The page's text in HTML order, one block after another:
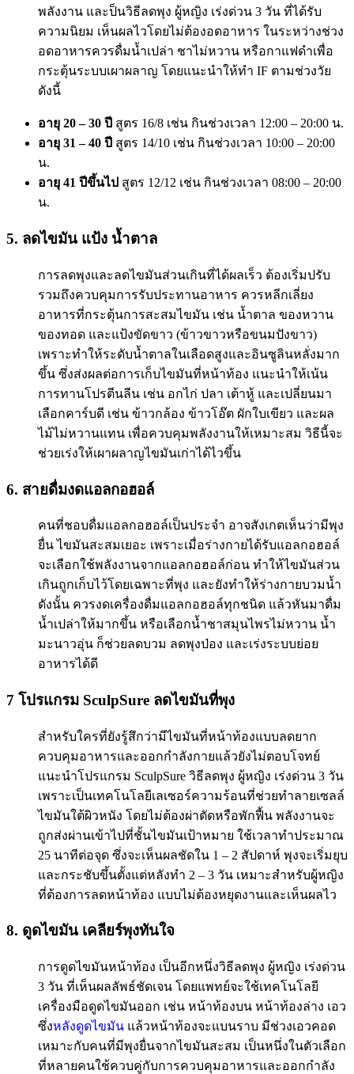
พลังงาน และป็นวิธีลดพุง ผู้หญิง เร่งด่วน 3 วัน ที่ได้รับ
ความนิยม เห็นผลไวโดยไม่ต้องอดอาหาร ในระหว่างช่วง
อดอาหารควรดื่มน้ำเปล่า ชาไม่หวาน หรือกาแฟดำเพื่อ
กระตุ้นระบบเผาผลาญ โดยแนะนำให้ทำ IF ตามช่วงวัย
ดังนี้
อายุ 20 – 30 ปี สูตร 16/8 เช่น กินช่วงเวลา 12:00 – 20:00 น.
อายุ 31 – 40 ปี สูตร 14/10 เช่น กินช่วงเวลา 10:00 – 20:00
น.
อายุ 41 ปีขึ้นไป สูตร 12/12 เช่น กินช่วงเวลา 08:00 – 20:00
น.
5. ลดไขมัน แป้ง น้ำตาล
การลดพุงและลดไขมันส่วนเกินที่ได้ผลเร็ว ต้องเริ่มปรับ
รวมถึงควบคุมการรับประทานอาหาร ควรหลีกเลี่ยง
อาหารที่กระตุ้นการสะสมไขมัน เช่น น้ำตาล ของหวาน
ของทอด และแป้งขัดขาว (ข้าวขาวหรือขนมปังขาว)
เพราะทำให้ระดับน้ำตาลในเลือดสูงและอินซูลินหลั่งมาก
ขึ้น ซึ่งส่งผลต่อการเก็บไขมันที่หน้าท้อง แนะนำให้เน้น
การทานโปรตีนลีน เช่น อกไก่ ปลา เต้าหู้ และเปลี่ยนมา
เลือกคาร์บดี เช่น ข้าวกล้อง ข้าวโอ๊ต ผักใบเขียว และผล
ไม้ไม่หวานแทน เพื่อควบคุมพลังงานให้เหมาะสม วิธีนี้จะ
ช่วยเร่งให้เผาผลาญไขมันเก่าได้ไวขึ้น
6. สายดื่มงดแอลกอฮอล์
คนที่ชอบดื่มแอลกอฮอล์เป็นประจำ อาจสังเกตเห็นว่ามีพุง
ยื่น ไขมันสะสมเยอะ เพราะเมื่อร่างกายได้รับแอลกอฮอล์
จะเลือกใช้พลังงานจากแอลกอฮอล์ก่อน ทำให้ไขมันส่วน
เกินถูกเก็บไว้โดยเฉพาะที่พุง และยังทำให้ร่างกายบวมน้ำ
ดังนั้น ควรงดเครื่องดื่มแอลกอฮอล์ทุกชนิด แล้วหันมาดื่ม
น้ำเปล่าให้มากขึ้น หรือเลือกน้ำชาสมุนไพรไม่หวาน น้ำ
มะนาวอุ่น ก็ช่วยลดบวม ลดพุงป่อง และเร่งระบบย่อย
อาหารได้ดี
7 โปรแกรม SculpSure ลดไขมันที่พุง
สำหรับใครที่ยังรู้สึกว่ามีไขมันที่หน้าท้องแบบลดยาก
ควบคุมอาหารและออกกำลังกายแล้วยังไม่ตอบโจทย์
แนะนำโปรแกรม SculpSure วิธีลดพุง ผู้หญิง เร่งด่วน 3 วัน
เพราะเป็นเทคโนโลยีเลเซอร์ความร้อนที่ช่วยทำลายเซลล์
ไขมันใต้ผิวหนัง โดยไม่ต้องผ่าตัดหรือพักฟื้น พลังงานจะ
ถูกส่งผ่านเข้าไปที่ชั้นไขมันเป้าหมาย ใช้เวลาทำประมาณ
25 นาทีต่อจุด ซึ่งจะเห็นผลชัดใน 1 – 2 สัปดาห์ พุงจะเริ่มยุบ
และกระชับขึ้นตั้งแต่หลังทำ 2 – 3 วัน เหมาะสำหรับผู้หญิง
ที่ต้องการลดหน้าท้อง แบบไม่ต้องหยุดงานและเห็นผลไว
8. ดูดไขมัน เคลียร์พุงทันใจ
การดูดไขมันหน้าท้อง เป็นอีกหนึ่งวิธีลดพุง ผู้หญิง เร่งด่วน
3 วัน ที่เห็นผลลัพธ์ชัดเจน โดยแพทย์จะใช้เทคโนโลยี
เครื่องมือดูดไขมันออก เช่น หน้าท้องบน หน้าท้องล่าง เอว
ซึ่งหลังดูดไขมัน แล้วหน้าท้องจะแบนราบ มีช่วงเอวคอด
เหมาะกับคนที่มีพุงยื่นจากไขมันสะสม เป็นหนึ่งในตัวเลือก
ที่หลายคนใช้ควบคู่กับการควบคุมอาหารและออกกำลัง